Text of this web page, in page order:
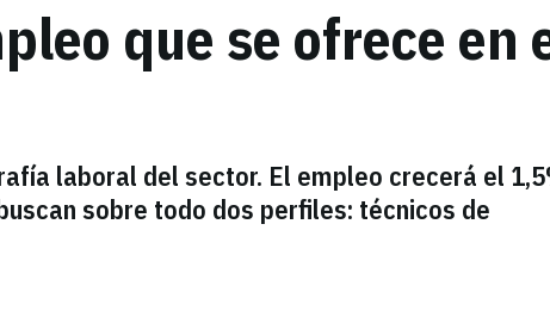
que se ofrece en
laboral del sector. El empleo crecerá el
sobre todo dos perfiles: técnicos de